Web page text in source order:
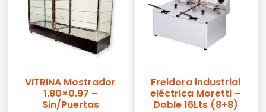
VITRINA Mostrador
1.80×0.97 –
Sin/Puertas
Freidora industrial
eléctrica Moretti –
Doble 16Lts (8+8)